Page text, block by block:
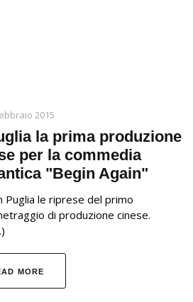
2015
la prima produzione
per la commedia
"Begin Again"
Puglia le riprese del primo
di produzione cinese.
MORE